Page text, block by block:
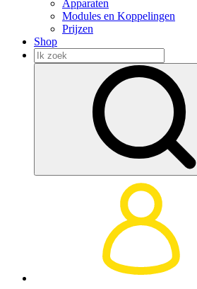
Apparaten
Modules en Koppelingen
Prijzen
Shop